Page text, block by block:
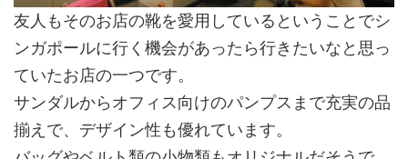
友人もそのお店の靴を愛用しているということでシ
ンガポールに行く機会があったら行きたいなと思っ
ていたお店の一つです。
サンダルからオフィス向けのパンプスまで充実の品
揃えで、デザイン性も優れています。